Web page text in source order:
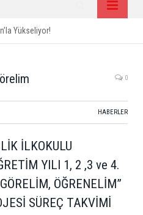
Yükseliyor!
0
HABERLER
İLKOKULU
YILI 1, 2 ,3 ve 4.
ÖĞRENELİM”
SÜREÇ TAKVİMİ